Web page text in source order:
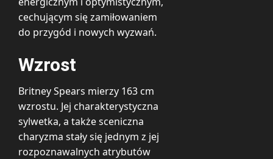
cechującym się zamiłowaniem
do przygód i nowych wyzwań.
Wzrost
Britney Spears mierzy 163 cm
wzrostu. Jej charakterystyczna
sylwetka, a także sceniczna
charyzma stały się jednym z jej
rozpoznawalnych atrybutów